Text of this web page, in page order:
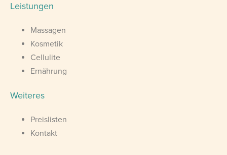
Leistungen
Massagen
Kosmetik
Cellulite
Ernährung
Weiteres
Preislisten
Kontakt